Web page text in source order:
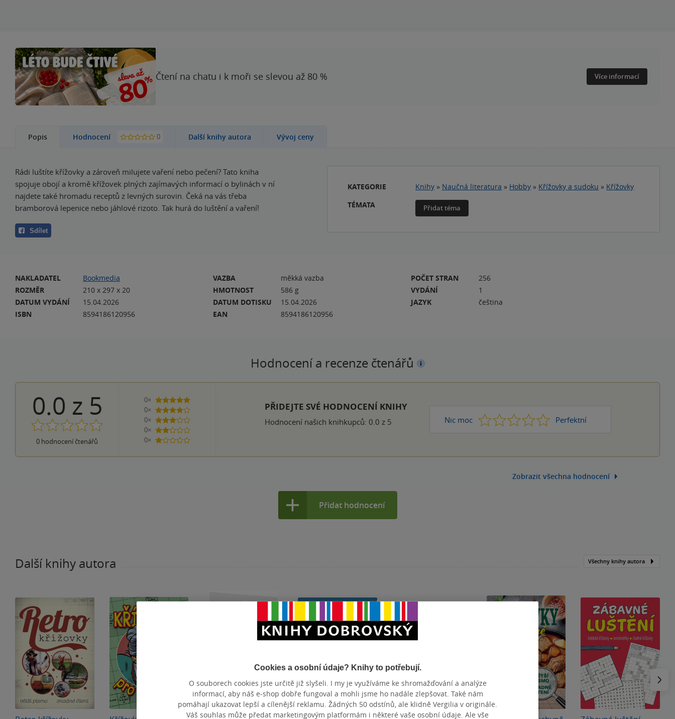
Čtení na chatu i k moři se slevou až 80 % Více informací
Popis Hodnocení 0 Další knihy autora Vývoj ceny
Rádi luštíte křížovky a zároveň milujete vaření nebo pečení? Tato kniha
spojuje obojí a kromě křížovek plných zajímavých informací o bylinách v ní
najdete také hromadu receptů z levných surovin. Čeká na vás třeba
bramborová lepenice nebo jáhlové rizoto. Tak hurá do luštění a vaření!
Sdílet
KATEGORIE Knihy » Naučná literatura » Hobby » Křížovky a sudoku » Křížovky
TÉMATA
Přidat téma
NAKLADATEL
Bookmedia
ROZMĚR
210 x 297 x 20
DATUM VYDÁNÍ
15.04.2026
ISBN
8594186120956
VAZBA
měkká vazba
HMOTNOST
586 g
DATUM DOTISKU
15.04.2026
EAN
8594186120956
POČET STRAN
256
VYDÁNÍ
1
JAZYK
čeština
Hodnocení a recenze čtenářů
0.0 z 5
0 hodnocení čtenářů
0×
5 hvězdiček
0×
4 hvězdičky
0×
3 hvězdičky
0×
2 hvězdičky
0×
1 hvezdička
PŘIDEJTE SVÉ HODNOCENÍ KNIHY
Hodnocení našich knihkupců: 0.0 z 5 Nic moc 1 2 3 4 Perfektní
5
Zobrazit všechna hodnocení
Přidat hodnocení
Další knihy autora Všechny knihy autora
Bestseller Bestseller
Cookies a osobní údaje? Knihy to potřebují.
O souborech cookies jste určitě již slyšeli. I my je využíváme ke shromažďování a analýze
informací, aby náš e-shop dobře fungoval a mohli jsme ho nadále zlepšovat. Také nám
pomáhají ukazovat lepší a cílenější reklamu. Žádných 50 odstínů, ale klidně Vergilia v originále.
Váš souhlas může předat marketingovým platformám i některé vaše osobní údaje. Ale vše